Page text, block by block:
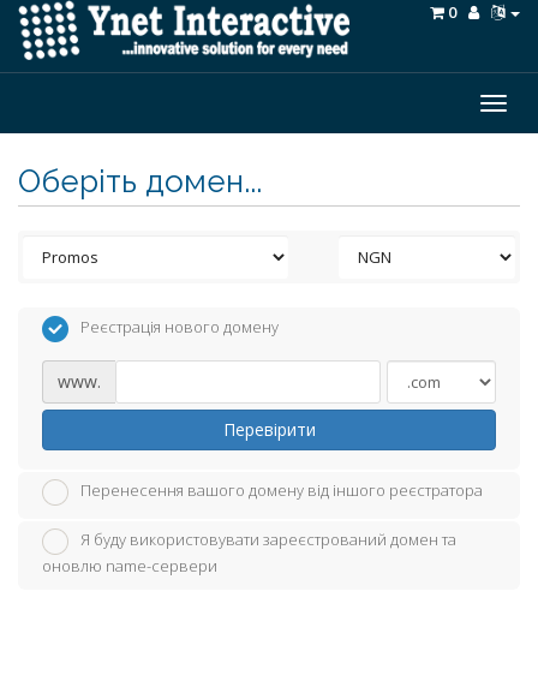
0
Оберіть домен...
Реєстрація нового домену
www.
Перевірити
Перенесення вашого домену від іншого реєстратора
Я буду використовувати зареєстрований домен та
оновлю name-сервери